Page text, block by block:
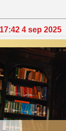
4 sep 2025